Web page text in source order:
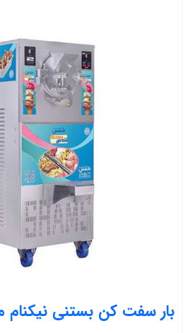
بار سفت کن بستنی نیکنام